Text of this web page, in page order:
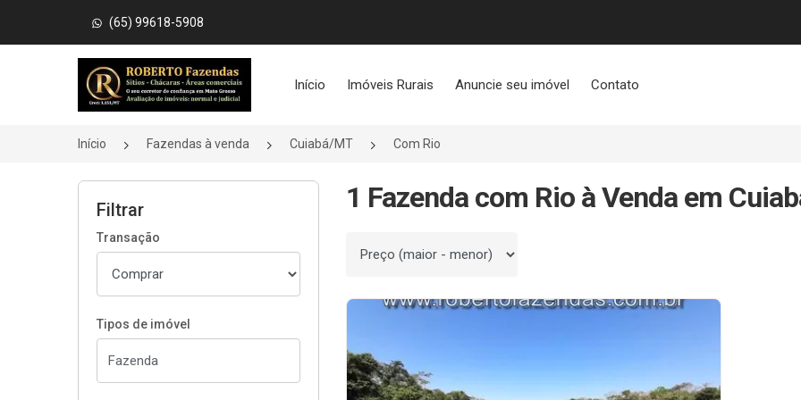
(65) 99618-5908
Página inicial
Início Imóveis Rurais Anuncie seu imóvel Contato
Início Fazendas à venda Cuiabá/MT Com Rio
Filtrar
Transação
Tipos de imóvel
1 Fazenda com Rio à Venda em
Ordenar por